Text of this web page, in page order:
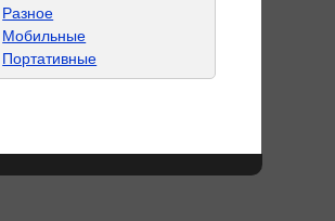
Разное
Мобильные
Портативные